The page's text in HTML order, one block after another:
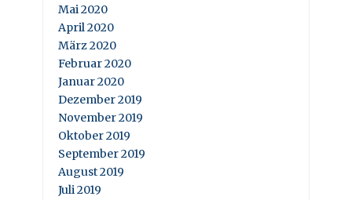
Mai 2020
April 2020
März 2020
Februar 2020
Januar 2020
Dezember 2019
November 2019
Oktober 2019
September 2019
August 2019
Juli 2019